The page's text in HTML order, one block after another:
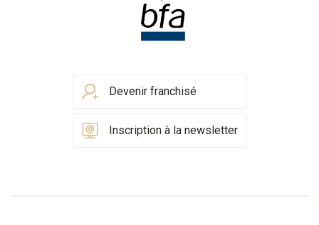
Devenir franchisé
Inscription à la newsletter